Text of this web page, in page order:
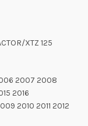
XTZ 125
2007 2008
2016
2010 2011 2012